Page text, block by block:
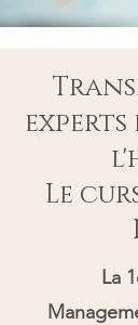
experts
Le
La